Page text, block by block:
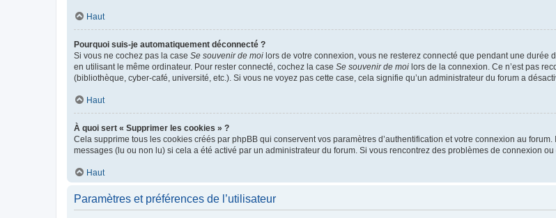
Haut
Pourquoi suis-je automatiquement déconnecté ?
Si vous ne cochez pas la case Se souvenir de moi lors de votre connexion, vous ne resterez connecté que pendant une durée
en utilisant le même ordinateur. Pour rester connecté, cochez la case Se souvenir de moi lors de la connexion. Ce n’est pas
(bibliothèque, cyber-café, université, etc.). Si vous ne voyez pas cette case, cela signifie qu’un administrateur du forum a
Haut
À quoi sert « Supprimer les cookies » ?
Cela supprime tous les cookies créés par phpBB qui conservent vos paramètres d’authentification et votre connexion au
messages (lu ou non lu) si cela a été activé par un administrateur du forum. Si vous rencontrez des problèmes de connexion
Haut
Paramètres et préférences de l’utilisateur